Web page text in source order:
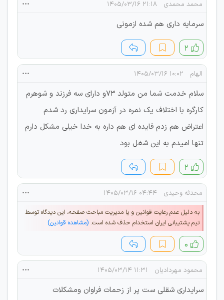
محمد محمدی ۲۱:۱۸ ۱۴۰۵/۰۳/۱۶
سرمایه داری هم شده ازمونی
۲
الهام ۱۰:۰۲ ۱۴۰۵/۰۳/۱۶
سلام خدمت شما من متولد ۷۳و دارای سه فرزند و شوهرم
کارگره با اختلاف یک نمره در آزمون سرایداری رد شدم
اعتراض هم زدم فایده ای هم داره به خدا خیلی مشکل دارم
تنها امیدم به این شغل بود
۲
محدثه وحیدی ۰۴:۴۴ ۱۴۰۵/۰۳/۱۶
به دلیل عدم رعایت قوانین و یا مدیریت مباحث صفحه، این دیدگاه توسط
تیم پشتیبانی ایران استخدام حذف شده است. (مشاهده قوانین)
۰
محمود مهردادیان ۱۱:۳۱ ۱۴۰۵/۰۳/۱۴
سرایداری شقلی ست پر از زحمات فراوان ومشکلات